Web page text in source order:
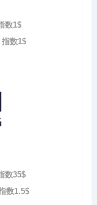
数1$
指数1$
数35$
数1.5$